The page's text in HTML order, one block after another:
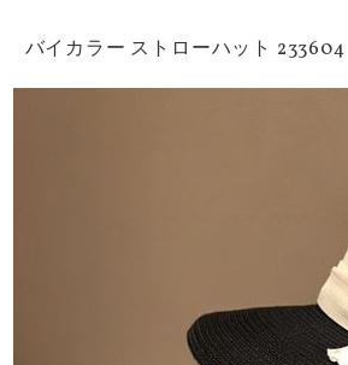
バイカラー ストローハット 233604